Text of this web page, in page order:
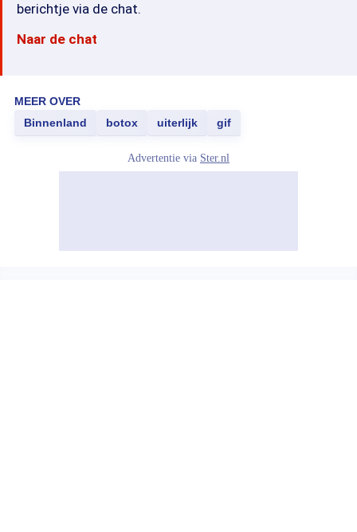
berichtje via de chat.
Naar de chat
MEER OVER
Binnenland
botox uiterlijk gif
Advertentie via Ster.nl